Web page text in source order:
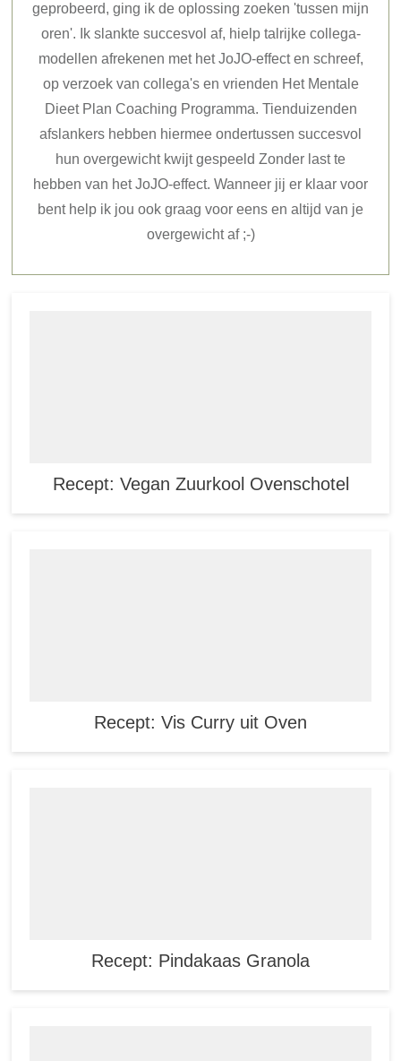
geprobeerd, ging ik de oplossing zoeken 'tussen mijn
oren'. Ik slankte succesvol af, hielp talrijke collega-
modellen afrekenen met het JoJO-effect en schreef,
op verzoek van collega's en vrienden Het Mentale
Dieet Plan Coaching Programma. Tienduizenden
afslankers hebben hiermee ondertussen succesvol
hun overgewicht kwijt gespeeld Zonder last te
hebben van het JoJO-effect. Wanneer jij er klaar voor
bent help ik jou ook graag voor eens en altijd van je
overgewicht af ;-)
Recept: Vegan Zuurkool Ovenschotel
Recept: Vis Curry uit Oven
Recept: Pindakaas Granola